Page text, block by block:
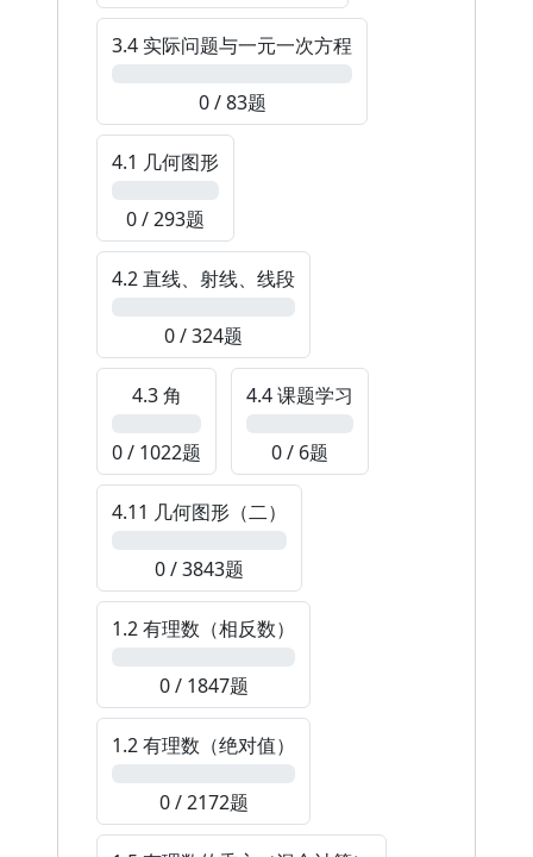
3.4 实际问题与一元一次方程
0 / 83题
4.1 几何图形
0 / 293题
4.2 直线、射线、线段
0 / 324题
4.3 角
0 / 1022题
4.4 课题学习
0 / 6题
4.11 几何图形（二）
0 / 3843题
1.2 有理数（相反数）
0 / 1847题
1.2 有理数（绝对值）
0 / 2172题